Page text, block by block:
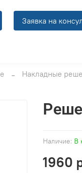
Заявка на
Накладные
Наличие: В
1960